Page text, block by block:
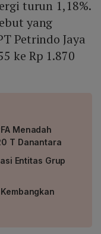
turun 1,18%.
yang
Petrindo Jaya
ke Rp 1.870
Menadah
T Danantara
Entitas Grup